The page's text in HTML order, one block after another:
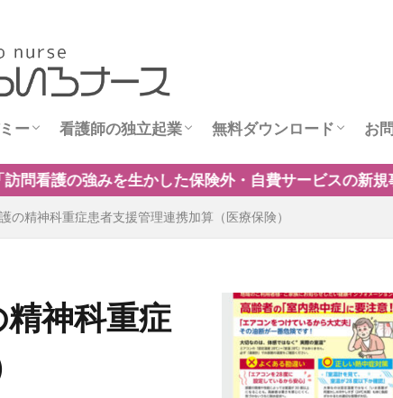
ー
ス
看護師の独立起業
看護師独立インタビュー
無料ダウンロード
営業チラシテンプレート
訪問看護お役立ち資料
訪問看護の商圏調査
お
運
・自費サービスの新規事業のつくり方」開催中！
の精神科重症患者支援管理連携加算（医療保険）
精神科重症